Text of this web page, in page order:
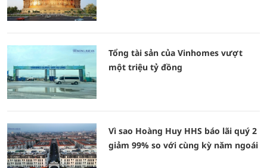
Tổng tài sản của Vinhomes vượt
một triệu tỷ đồng
Vì sao Hoàng Huy HHS báo lãi quý 2
giảm 99% so với cùng kỳ năm ngoái